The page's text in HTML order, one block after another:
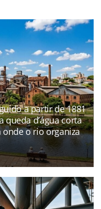
a partir de 1881
d’água corta
o rio organiza